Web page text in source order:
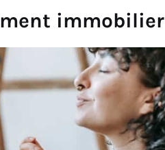
immobilier